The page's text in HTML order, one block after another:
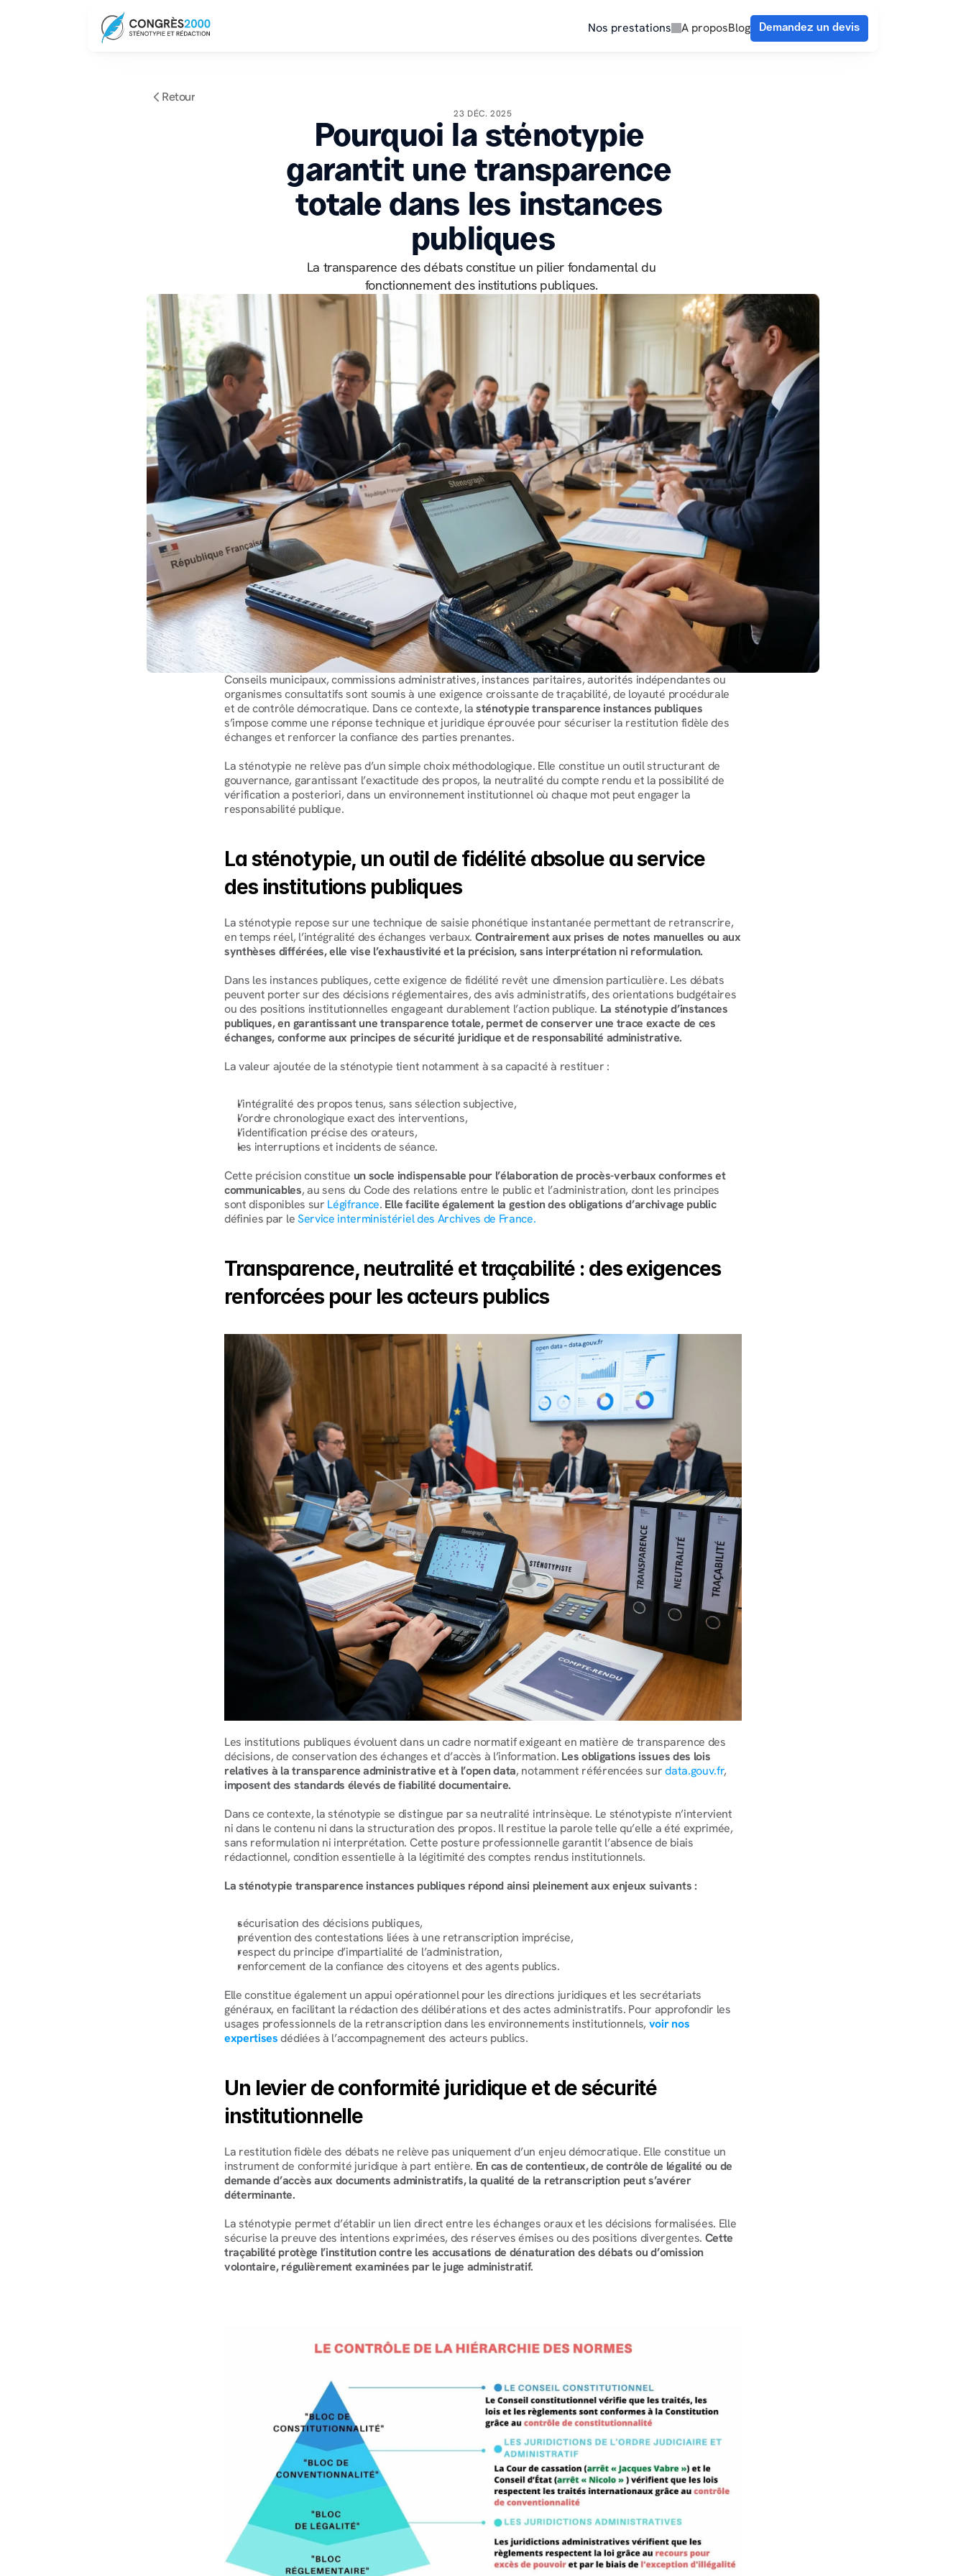
Retour
23 DÉC. 2025
Pourquoi la sténotypie
garantit une transparence
totale dans les instances
publiques
La transparence des débats constitue un pilier fondamental du
fonctionnement des institutions publiques.
Conseils municipaux, commissions administratives, instances paritaires, autorités indépendantes ou
organismes consultatifs sont soumis à une exigence croissante de traçabilité, de loyauté procédurale
et de contrôle démocratique. Dans ce contexte, la sténotypie transparence instances publiques
s’impose comme une réponse technique et juridique éprouvée pour sécuriser la restitution fidèle des
échanges et renforcer la confiance des parties prenantes.
La sténotypie ne relève pas d’un simple choix méthodologique. Elle constitue un outil structurant de
gouvernance, garantissant l’exactitude des propos, la neutralité du compte rendu et la possibilité de
vérification a posteriori, dans un environnement institutionnel où chaque mot peut engager la
responsabilité publique.
La sténotypie, un outil de fidélité absolue au service
des institutions publiques
La sténotypie repose sur une technique de saisie phonétique instantanée permettant de retranscrire,
en temps réel, l’intégralité des échanges verbaux. Contrairement aux prises de notes manuelles ou aux
synthèses différées, elle vise l’exhaustivité et la précision, sans interprétation ni reformulation.
Dans les instances publiques, cette exigence de fidélité revêt une dimension particulière. Les débats
peuvent porter sur des décisions réglementaires, des avis administratifs, des orientations budgétaires
ou des positions institutionnelles engageant durablement l’action publique. La sténotypie d’instances
publiques, en garantissant une transparence totale, permet de conserver une trace exacte de ces
échanges, conforme aux principes de sécurité juridique et de responsabilité administrative.
La valeur ajoutée de la sténotypie tient notamment à sa capacité à restituer :
l’intégralité des propos tenus, sans sélection subjective,
l’ordre chronologique exact des interventions,
l’identification précise des orateurs,
les interruptions et incidents de séance.
Cette précision constitue un socle indispensable pour l’élaboration de procès-verbaux conformes et
communicables, au sens du Code des relations entre le public et l’administration, dont les principes
sont disponibles sur Légifrance. Elle facilite également la gestion des obligations d’archivage public
définies par le Service interministériel des Archives de France.
Transparence, neutralité et traçabilité : des exigences
renforcées pour les acteurs publics
Les institutions publiques évoluent dans un cadre normatif exigeant en matière de transparence des
décisions, de conservation des échanges et d’accès à l’information. Les obligations issues des lois
relatives à la transparence administrative et à l’open data, notamment référencées sur data.gouv.fr
imposent des standards élevés de fiabilité documentaire.
Dans ce contexte, la sténotypie se distingue par sa neutralité intrinsèque. Le sténotypiste n’intervient
ni dans le contenu ni dans la structuration des propos. Il restitue la parole telle qu’elle a été exprimée,
sans reformulation ni interprétation. Cette posture professionnelle garantit l’absence de biais
rédactionnel, condition essentielle à la légitimité des comptes rendus institutionnels.
La sténotypie transparence instances publiques répond ainsi pleinement aux enjeux suivants :
sécurisation des décisions publiques,
prévention des contestations liées à une retranscription imprécise,
respect du principe d’impartialité de l’administration,
renforcement de la confiance des citoyens et des agents publics.
Elle constitue également un appui opérationnel pour les directions juridiques et les secrétariats
généraux, en facilitant la rédaction des délibérations et des actes administratifs. Pour approfondir les
usages professionnels de la retranscription dans les environnements institutionnels, voir nos
expertises dédiées à l’accompagnement des acteurs publics.
Un levier de conformité juridique et de sécurité
institutionnelle
La restitution fidèle des débats ne relève pas uniquement d’un enjeu démocratique. Elle constitue un
instrument de conformité juridique à part entière. En cas de contentieux, de contrôle de légalité ou de
demande d’accès aux documents administratifs, la qualité de la retranscription peut s’avérer
déterminante.
La sténotypie permet d’établir un lien direct entre les échanges oraux et les décisions formalisées. Elle
sécurise la preuve des intentions exprimées, des réserves émises ou des positions divergentes. Cette
traçabilité protège l’institution contre les accusations de dénaturation des débats ou d’omission
volontaire, régulièrement examinées par le juge administratif.
Nos prestations A proposBlog Demandez un devis